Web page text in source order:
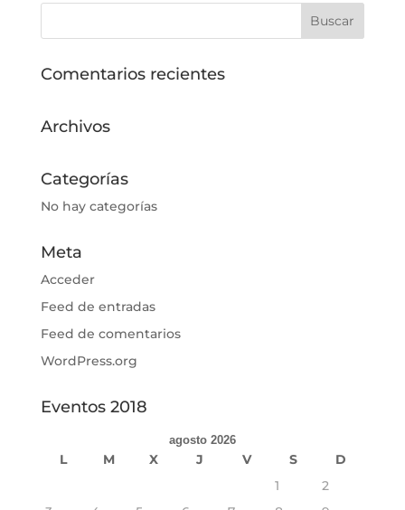
Comentarios recientes
Archivos
Categorías
No hay categorías
Meta
Acceder
Feed de entradas
Feed de comentarios
WordPress.org
Eventos 2018
agosto 2026
L M X J V S
D
1
2